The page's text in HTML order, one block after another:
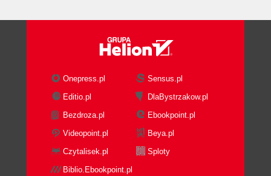
Onepress.pl
Sensus.pl
Editio.pl
DlaBystrzakow.pl
Bezdroza.pl
Ebookpoint.pl
Videopoint.pl
Beya.pl
Czytalisek.pl
Sploty
Biblio.Ebookpoint.pl